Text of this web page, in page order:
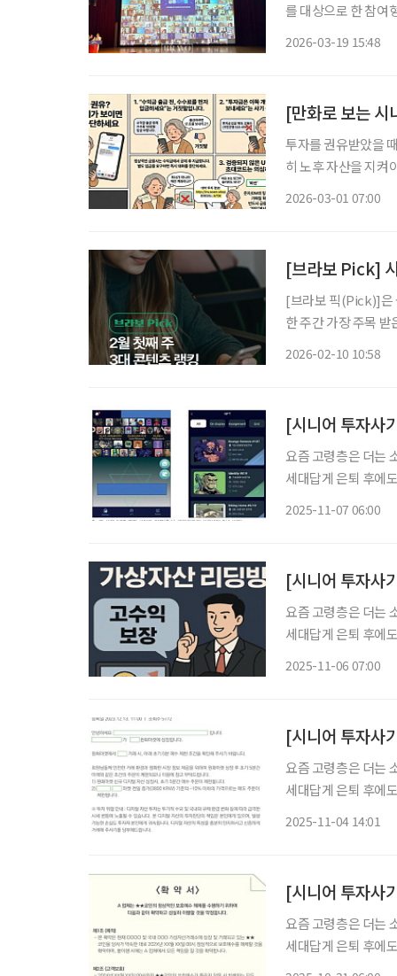
를 대상으로 한 참여
2026-03-19 15:48
[만화로 보는 시
투자를 권유받았을
히 노후 자산을 지켜
2026-03-01 07:00
[브라보 Pick]
[브라보 픽(Pick)]은
한 주간 가장 주목
2026-02-10 10:58
요즘 고령층은 더는
세대답게 은퇴 후에
2025-11-07 06:00
요즘 고령층은 더는
세대답게 은퇴 후에
2025-11-06 07:00
요즘 고령층은 더는
세대답게 은퇴 후에
2025-11-04 14:01
[시니어 투자사
요즘 고령층은 더는
세대답게 은퇴 후에